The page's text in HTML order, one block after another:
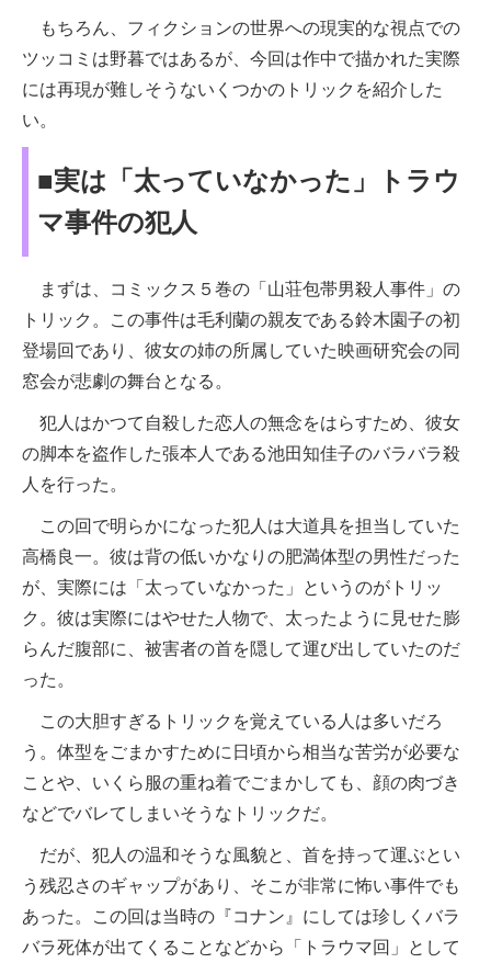
もちろん、フィクションの世界への現実的な視点での
ツッコミは野暮ではあるが、今回は作中で描かれた実際
には再現が難しそうないくつかのトリックを紹介した
い。
■実は「太っていなかった」トラウ
マ事件の犯人
まずは、コミックス５巻の「山荘包帯男殺人事件」の
トリック。この事件は毛利蘭の親友である鈴木園子の初
登場回であり、彼女の姉の所属していた映画研究会の同
窓会が悲劇の舞台となる。
犯人はかつて自殺した恋人の無念をはらすため、彼女
の脚本を盗作した張本人である池田知佳子のバラバラ殺
人を行った。
この回で明らかになった犯人は大道具を担当していた
高橋良一。彼は背の低いかなりの肥満体型の男性だった
が、実際には「太っていなかった」というのがトリッ
ク。彼は実際にはやせた人物で、太ったように見せた膨
らんだ腹部に、被害者の首を隠して運び出していたのだ
った。
この大胆すぎるトリックを覚えている人は多いだろ
う。体型をごまかすために日頃から相当な苦労が必要な
ことや、いくら服の重ね着でごまかしても、顔の肉づき
などでバレてしまいそうなトリックだ。
だが、犯人の温和そうな風貌と、首を持って運ぶとい
う残忍さのギャップがあり、そこが非常に怖い事件でも
あった。この回は当時の『コナン』にしては珍しくバラ
バラ死体が出てくることなどから「トラウマ回」として